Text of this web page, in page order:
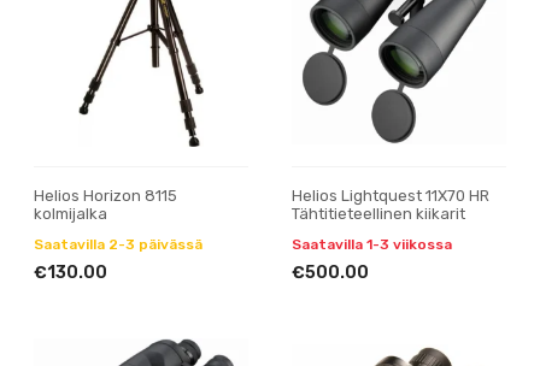
Helios Horizon 8115
kolmijalka
Saatavilla 2-3 päivässä
€130.00
Helios Lightquest 11X70 HR
Tähtitieteellinen kiikarit
Saatavilla 1-3 viikossa
€500.00